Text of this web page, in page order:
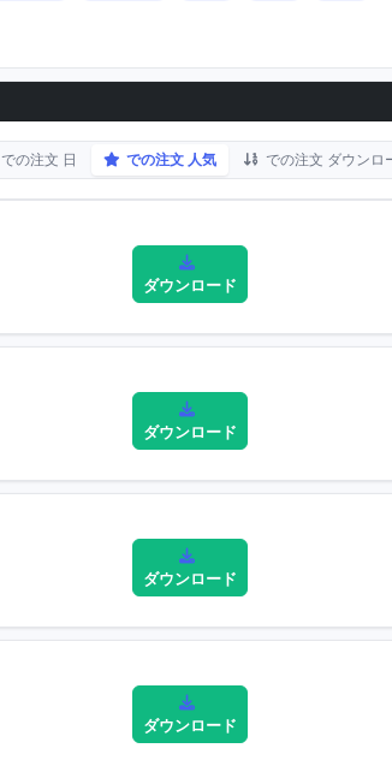
での注文 日 での注文 人気 での注文 ダウンロ
ダウンロード
ダウンロード
ダウンロード
ダウンロード